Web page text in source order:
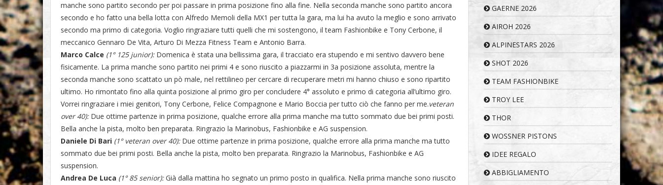
manche sono partito secondo per poi passare in prima posizione fino alla fine. Nella seconda manche sono partito ancora
secondo e ho fatto una bella lotta con Alfredo Memoli della MX1 per tutta la gara, ma lui ha avuto la meglio e sono arrivato
secondo ma primo di categoria. Voglio ringraziare tutti quelli che mi sostengono, il team Fashionbike e Tony Cerbone, il
meccanico Gennaro De Vita, Arturo Di Mezza Fitness Team e Antonio Barra.
Marco Calce (1° 125 junior):Domenica è stata una bellissima gara, il tracciato era stupendo e mi sentivo davvero bene
fisicamente. La prima manche sono partito nei primi 4 e sono riuscito a piazzarmi in 3a posizione assoluta, mentre la
seconda manche sono scattato un pò male, nel rettilineo per cercare di recuperare metri mi hanno chiuso e sono ripartito
ultimo. Ho rimontato fino alla quinta posizione al primo giro per concludere 4° assoluto e primo di categoria all’ultimo giro.
Vorrei ringraziare i miei genitori, Tony Cerbone, Felice Compagnone e Mario Boccia per tutto ciò che fanno per me.veteran
over 40):Due ottime partenze in prima posizione, qualche errore alla prima manche ma tutto sommato due bei primi posti.
Bella anche la pista, molto ben preparata. Ringrazio la Marinobus, Fashionbike e AG suspension.
Daniele Di Bari (1° veteran over 40): Due ottime partenze in prima posizione, qualche errore alla prima manche ma tutto
sommato due bei primi posti. Bella anche la pista, molto ben preparata. Ringrazio la Marinobus, Fashionbike e AG
suspension.
Andrea De Luca (1° 85 senior):Già dalla mattina ho segnato un primo posto in qualifica. Nella prima manche sono riuscito
GAERNE 2026
AIROH 2026
ALPINESTARS 2026
SHOT 2026
TEAM FASHIONBIKE
TROY LEE
THOR
WOSSNER PISTONS
IDEE REGALO
ABBIGLIAMENTO